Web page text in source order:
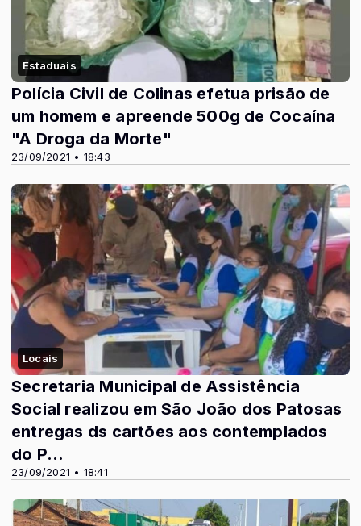
Estaduais
23/09/2021 • 18:43
Polícia Civil de Colinas efetua prisão de
um homem e apreende 500g de Cocaína
"A Droga da Morte"
Locais
23/09/2021 • 18:41
Secretaria Municipal de Assistência
Social realizou em São João dos Patosas
entregas ds cartões aos contemplados
do P...